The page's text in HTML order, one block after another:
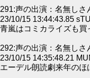
291:声の出演：名無しさ
23/10/15 13:44:43.85
青嵐はコミカライズも買
292:声の出演：名無しさ
23/10/15 14:35:48.21
エーデル朗読劇来年の